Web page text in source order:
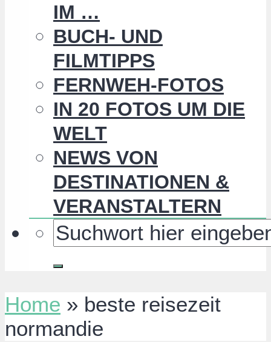
IM …
BUCH- UND
FILMTIPPS
FERNWEH-FOTOS
IN 20 FOTOS UM DIE
WELT
NEWS VON
DESTINATIONEN &
VERANSTALTERN
Home » beste reisezeit
normandie